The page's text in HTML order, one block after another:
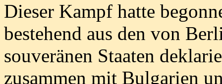
Dieser Kampf hatte
bestehend aus den von
souveränen Staaten
zusammen mit Bulgarien